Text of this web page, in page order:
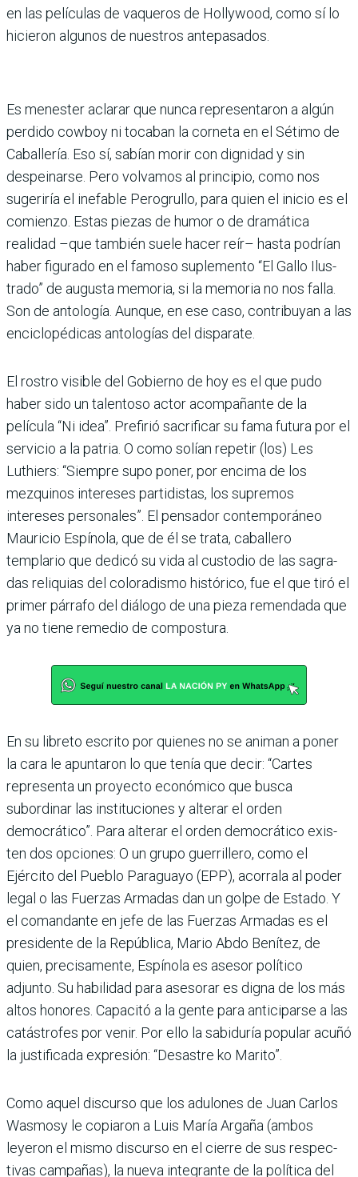
en las películas de vaqueros de Hollywood, como sí lo
hicieron algunos de nuestros antepasados.
Es menester aclarar que nunca representaron a algún
perdido cowboy ni tocaban la corneta en el Sétimo de
Caballería. Eso sí, sabían morir con dignidad y sin
despeinarse. Pero volva­mos al principio, como nos
sugeriría el inefable Pero­grullo, para quien el inicio es el
comienzo. Estas piezas de humor o de dramática
realidad –que también suele hacer reír– hasta podrían
haber figurado en el famoso suplemento “El Gallo Ilus­
trado” de augusta memoria, si la memoria no nos falla.
Son de antología. Aunque, en ese caso, contribuyan a las
enciclopédicas antolo­gías del disparate.
El rostro visible del Gobierno de hoy es el que pudo
haber sido un talentoso actor acom­pañante de la
película “Ni idea”. Prefirió sacrificar su fama futura por el
servicio a la patria. O como solían repetir (los) Les
Luthiers: “Siempre supo poner, por encima de los
mezquinos intereses parti­distas, los supremos
intereses personales”. El pensador con­temporáneo
Mauricio Espí­nola, que de él se trata, caba­llero
templario que dedicó su vida al custodio de las sagra­
das reliquias del coloradismo histórico, fue el que tiró el
primer párrafo del diálogo de una pieza remendada que
ya no tiene remedio de compostura.
En su libreto escrito por quie­nes no se animan a poner
la cara le apuntaron lo que tenía que decir: “Cartes
representa un proyecto económico que busca
subordinar las insti­tuciones y alterar el orden
democrático”. Para alterar el orden democrático exis­
ten dos opciones: O un grupo guerrillero, como el
Ejército del Pueblo Paraguayo (EPP), acorrala al poder
legal o las Fuerzas Armadas dan un golpe de Estado. Y
el coman­dante en jefe de las Fuerzas Armadas es el
presidente de la República, Mario Abdo Benítez, de
quien, precisa­mente, Espínola es asesor político
adjunto. Su habilidad para asesorar es digna de los más
altos honores. Capacitó a la gente para anticiparse a las
catástrofes por venir. Por ello la sabiduría popular acuñó
la justificada expre­sión: “Desastre ko Marito”.
Como aquel discurso que los adulones de Juan Car­los
Wasmosy le copiaron a Luis María Argaña (ambos
leyeron el mismo discurso en el cierre de sus respec­
tivas campañas), la nueva integrante de la política del